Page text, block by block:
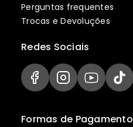
Perguntas frequentes
Trocas e Devoluções
Formas de Pagamento
Redes Sociais